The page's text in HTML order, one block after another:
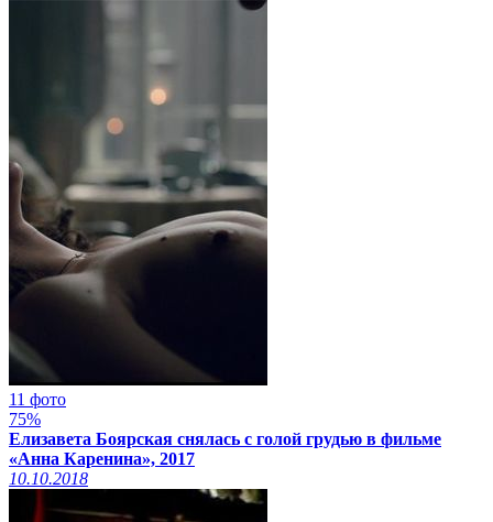
11 фото
75%
Елизавета Боярская снялась с голой грудью в фильме
«Анна Каренина», 2017
10.10.2018